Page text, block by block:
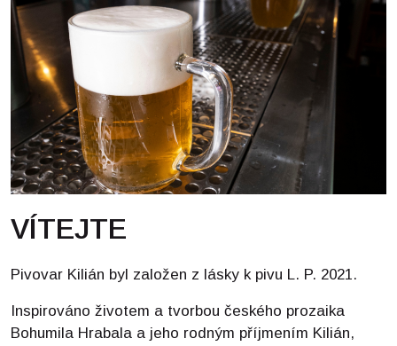
VÍTEJTE
Pivovar Kilián byl založen z lásky k pivu L. P. 2021.
Inspirováno životem a tvorbou českého prozaika
Bohumila Hrabala a jeho rodným příjmením Kilián,